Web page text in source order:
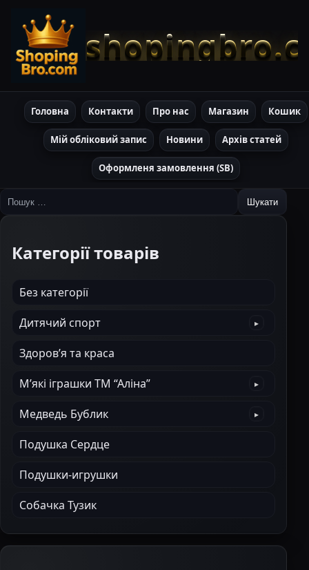
Головна Контакти Про нас Магазин Кошик
Мій обліковий запис Новини Архів статей
Оформленя замовлення (SB)
Пошук:
Категорії товарів
Без категорії
Дитячий спорт
Здоров’я та краса
М’які іграшки ТМ “Аліна”
Медведь Бублик
Подушка Сердце
Подушки-игрушки
Собачка Тузик